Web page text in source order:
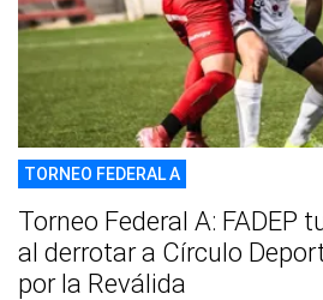
TORNEO FEDERAL A
Torneo Federal A: FADEP
al derrotar a Círculo
por la Reválida